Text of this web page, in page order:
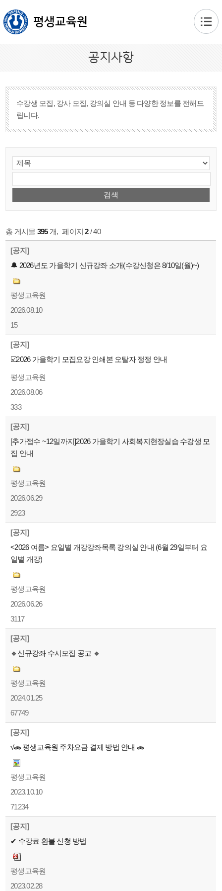
평생교육원
공지사항
수강생 모집, 강사 모집, 강의실 안내 등 다양한 정보를 전해드
립니다.
총 게시물 395개, 페이지2/ 40
[공지]
🔔 2026년도 가을학기 신규강좌 소개(수강신청은 8/10일(월)~)
평생교육원
2026.08.10
15
[공지]
☑️2026 가을학기 모집요강 인쇄본 오탈자 정정 안내
평생교육원
2026.08.06
333
[공지]
[추가접수 ~12일까지]2026 가을학기 사회복지현장실습 수강생 모
집 안내
평생교육원
2026.06.29
2923
[공지]
<2026 여름> 요일별 개강강좌목록 강의실 안내 (6월 29일부터 요
일별 개강)
평생교육원
2026.06.26
3117
[공지]
🔹신규강좌 수시모집 공고 🔹
평생교육원
2024.01.25
67749
[공지]
√🚗 평생교육원 주차요금 결제 방법 안내 🚗
평생교육원
2023.10.10
71234
[공지]
✔ 수강료 환불 신청 방법
평생교육원
2023.02.28